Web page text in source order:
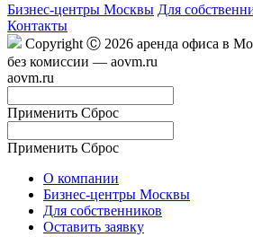
Бизнес-центры Москвы Для
Контакты
Copyright Ⓒ 2026 аренда офиса в
без комиссии — aovm.ru
aovm.ru
Применить Сброс
Применить Сброс
О компании
Бизнес-центры Москвы
Для собственников
Оставить заявку